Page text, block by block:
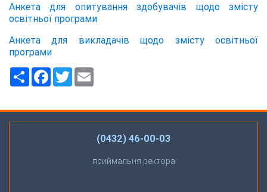
Анкета для опитування здобувачів щодо змісту
освітньої програми
Анкета для викладачів щодо змісту освітньої
програми
РесурсFacebook
Twitter
(0432) 46-00-03
приймальня ректора